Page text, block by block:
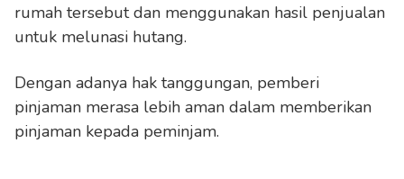
rumah tersebut dan menggunakan hasil penjualan
untuk melunasi hutang.
Dengan adanya hak tanggungan, pemberi
pinjaman merasa lebih aman dalam memberikan
pinjaman kepada peminjam.